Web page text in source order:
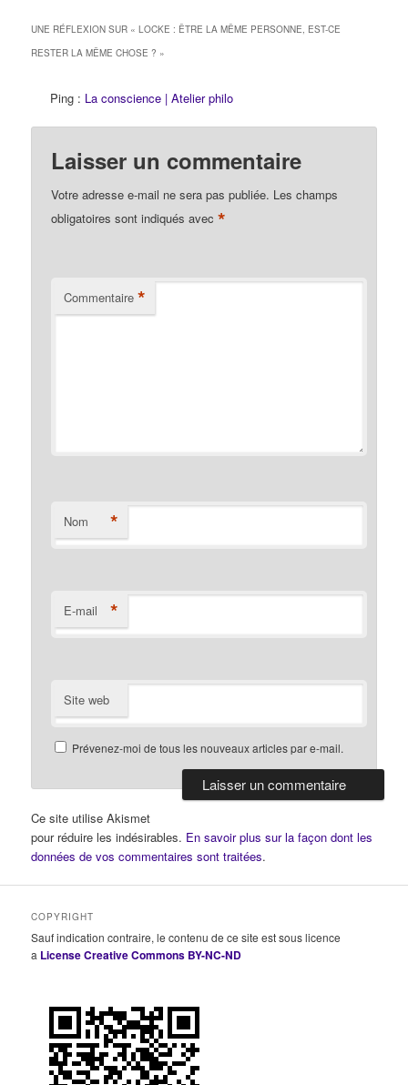
UNE RÉFLEXION SUR «LOCKE : ÊTRE LA MÊME PERSONNE, EST-CE
RESTER LA MÊME CHOSE ? »
Ping : La conscience | Atelier philo
Laisser un commentaire
Votre adresse e-mail ne sera pas publiée. Les champs
obligatoires sont indiqués avec*
Commentaire *
Nom *
E-mail *
Site web
Prévenez-moi de tous les nouveaux articles par e-mail.
Ce site utilise Akismet
pour réduire les indésirables. En savoir plus sur la façon dont les
données de vos commentaires sont traitées.
COPYRIGHT
Sauf indication contraire, le contenu de ce site est sous licence
a License Creative Commons BY-NC-ND